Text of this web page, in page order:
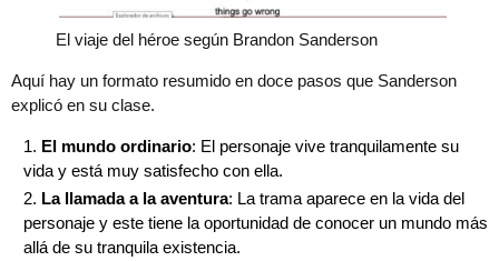
El viaje del héroe según Brandon Sanderson
Aquí hay un formato resumido en doce pasos que Sanderson
explicó en su clase.
El mundo ordinario: El personaje vive tranquilamente su
vida y está muy satisfecho con ella.
La llamada a la aventura: La trama aparece en la vida del
personaje y este tiene la oportunidad de conocer un mundo más
allá de su tranquila existencia.